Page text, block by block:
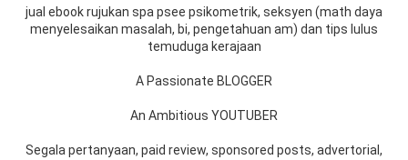
jual ebook rujukan spa psee psikometrik, seksyen (math daya
menyelesaikan masalah, bi, pengetahuan am) dan tips lulus
temuduga kerajaan
A Passionate BLOGGER
An Ambitious YOUTUBER
Segala pertanyaan, paid review, sponsored posts, advertorial,